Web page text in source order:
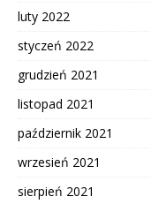
luty 2022
styczeń 2022
grudzień 2021
listopad 2021
październik 2021
wrzesień 2021
sierpień 2021